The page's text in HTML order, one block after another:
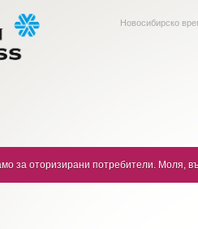
Новосибирско
за оторизирани потребители. Моля,